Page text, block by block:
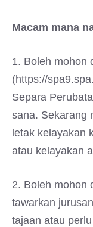
Macam mana
1. Boleh mohon
(https://
Separa
sana. Sekarang
letak kelayakan
atau kelayakan
2. Boleh mohon
tawarkan
tajaan atau